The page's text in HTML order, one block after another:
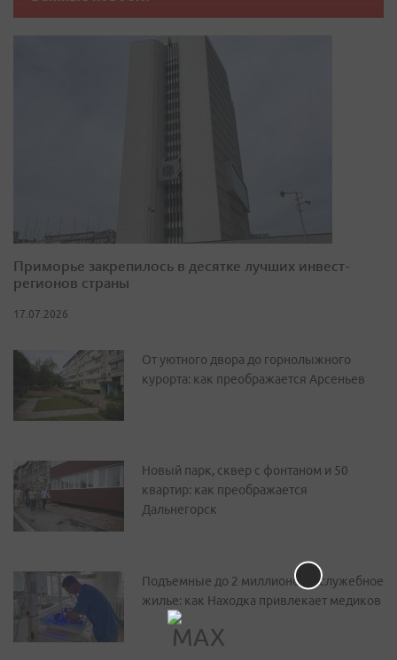
Приморье закрепилось в десятке лучших инвест-
регионов страны
17.07.2026
От уютного двора до горнолыжного
курорта: как преображается Арсеньев
Новый парк, сквер с фонтаном и 50
квартир: как преображается
Дальнегорск
Подъемные до 2 миллионов и служебное
жилье: как Находка привлекает медиков